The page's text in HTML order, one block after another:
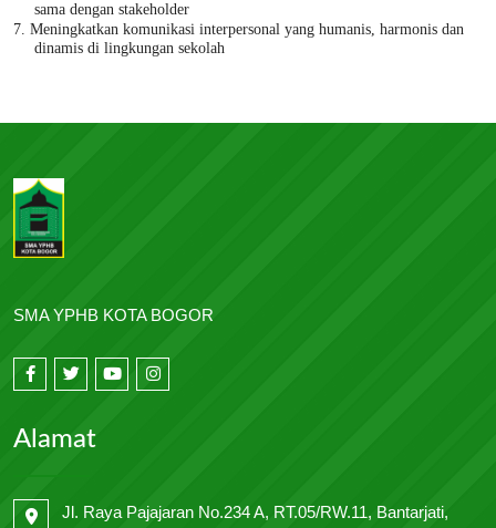
sama dengan stakeholder
7. Meningkatkan komunikasi interpersonal yang humanis, harmonis dan
dinamis di lingkungan sekolah
SMA YPHB KOTA BOGOR
Alamat
Jl. Raya Pajajaran No.234 A, RT.05/RW.11, Bantarjati,